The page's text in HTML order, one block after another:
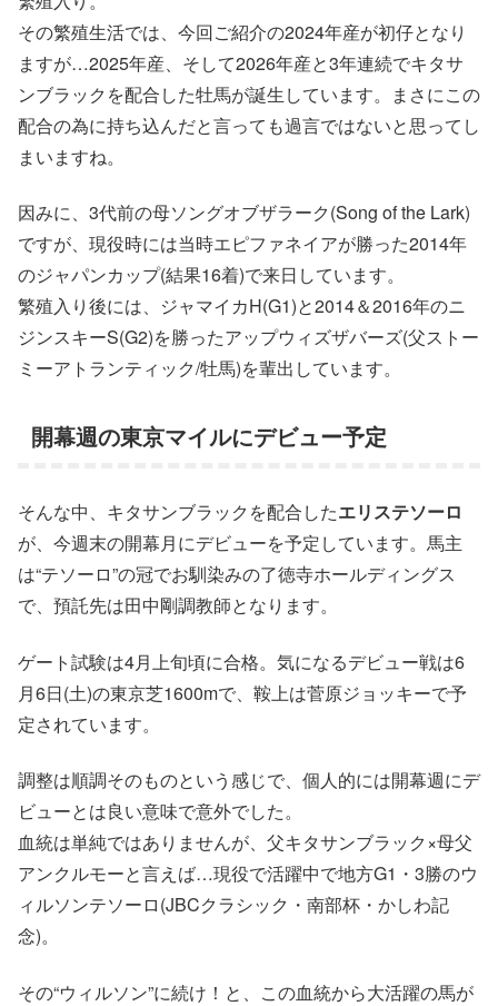
その繁殖生活では、今回ご紹介の2024年産が初仔となり
ますが…2025年産、そして2026年産と3年連続でキタサ
ンブラックを配合した牡馬が誕生しています。まさにこの
配合の為に持ち込んだと言っても過言ではないと思ってし
まいますね。
因みに、3代前の母ソングオブザラーク(Song of the Lark)
ですが、現役時には当時エピファネイアが勝った2014年
のジャパンカップ(結果16着)で来日しています。
繁殖入り後には、ジャマイカH(G1)と2014＆2016年のニ
ジンスキーS(G2)を勝ったアップウィズザバーズ(父ストー
ミーアトランティック/牡馬)を輩出しています。
開幕週の東京マイルにデビュー予定
そんな中、キタサンブラックを配合したエリステソーロ
が、今週末の開幕月にデビューを予定しています。馬主
は“テソーロ”の冠でお馴染みの了徳寺ホールディングス
で、預託先は田中剛調教師となります。
ゲート試験は4月上旬頃に合格。気になるデビュー戦は6
月6日(土)の東京芝1600mで、鞍上は菅原ジョッキーで予
定されています。
調整は順調そのものという感じで、個人的には開幕週にデ
ビューとは良い意味で意外でした。
血統は単純ではありませんが、父キタサンブラック×母父
アンクルモーと言えば…現役で活躍中で地方G1・3勝のウ
ィルソンテソーロ(JBCクラシック・南部杯・かしわ記
念)。
その“ウィルソン”に続け！と、この血統から大活躍の馬が